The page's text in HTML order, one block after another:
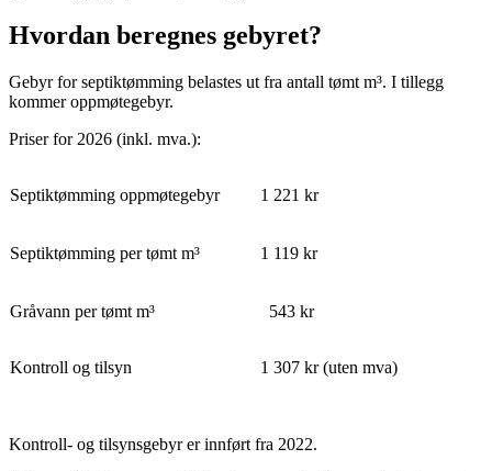
Hvordan beregnes gebyret?
Gebyr for septiktømming belastes ut fra antall tømt m³. I tillegg
kommer oppmøtegebyr.
Priser for 2026 (inkl. mva.):
Septiktømming oppmøtegebyr 1 221 kr
Septiktømming per tømt m³ 1 119 kr
Gråvann per tømt m³ 543 kr
Kontroll og tilsyn 1 307 kr (uten mva)
Kontroll- og tilsynsgebyr er innført fra 2022.